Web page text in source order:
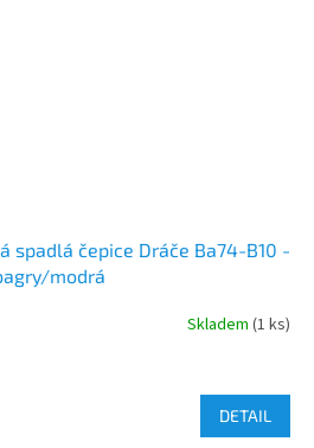
spadlá čepice Dráče Ba74-B10 -
modrá
Skladem (1 ks)
DETAIL